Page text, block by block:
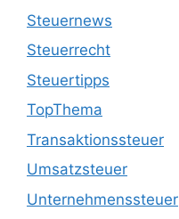
Steuernews
Steuerrecht
Steuertipps
TopThema
Transaktionssteuer
Umsatzsteuer
Unternehmenssteuer